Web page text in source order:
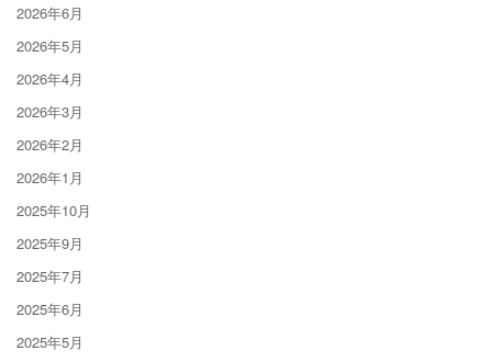
2026年6月
2026年5月
2026年4月
2026年3月
2026年2月
2026年1月
2025年10月
2025年9月
2025年7月
2025年6月
2025年5月